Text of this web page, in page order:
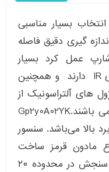
بسیار مناسبی
گیری دقیق فاصله
عمل کرد بسیار
بالاتری نسبت به سایر سنسور های IR دارند و همچنین
های آلتراسونیک از
قیمت بسیار پایین تری برخور دار می باشند.Gp2y0A02YK
بالا می‌باشد. سنسور
مادون قرمز ساخت
شرکت شارپ می‌باشد که توانایی سنجش در محدوده ۲۰